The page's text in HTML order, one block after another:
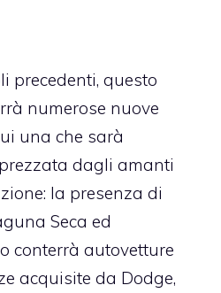
precedenti, questo
numerose nuove
una che sarà
dagli amanti
la presenza di
Seca ed
conterrà autovetture
acquisite da Dodge,